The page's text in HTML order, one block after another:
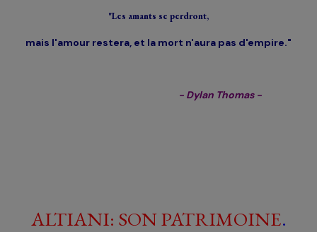
"Les amants se perdront,
mais l'amour restera, et la mort n'aura pas d'empire."
- Dylan Thomas -
ALTIANI: SON PATRIMOINE.